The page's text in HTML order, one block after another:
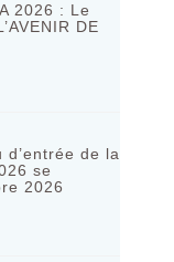
2026 : Le
DE
d’entrée de la
se
2026